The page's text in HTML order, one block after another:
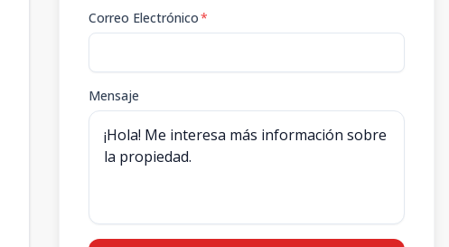
Correo Electrónico*
Mensaje